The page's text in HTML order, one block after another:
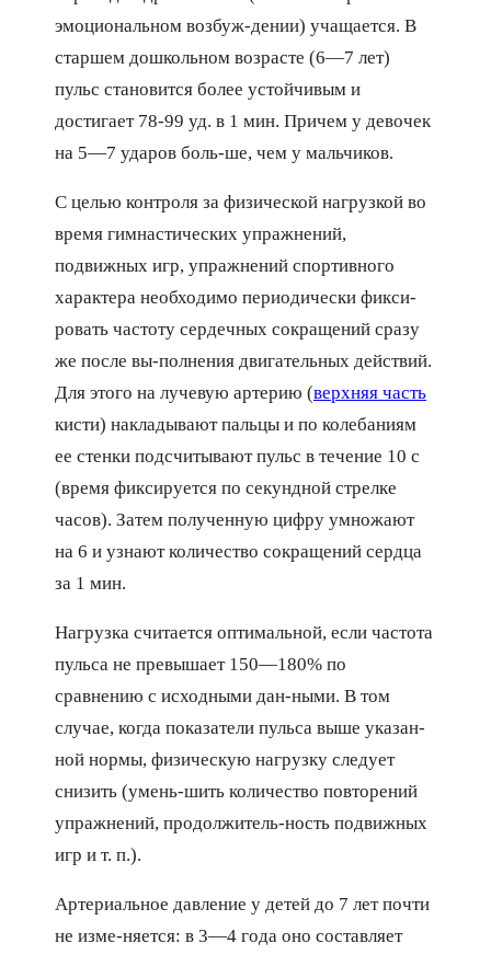
эмоциональном возбуж-дении) учащается. В
старшем дошкольном возрасте (6—7 лет)
пульс становится более устойчивым и
достигает 78-99 уд. в 1 мин. Причем у девочек
на 5—7 ударов боль-ше, чем у мальчиков.
С целью контроля за физической нагрузкой во
время гимнастических упражнений,
подвижных игр, упражнений спортивного
характера необходимо периодически фикси-
ровать частоту сердечных сокращений сразу
же после вы-полнения двигательных действий.
Для этого на лучевую артерию (верхняя часть
кисти) накладывают пальцы и по колебаниям
ее стенки подсчитывают пульс в течение 10 с
(время фиксируется по секундной стрелке
часов). Затем полученную цифру умножают
на 6 и узнают количество сокращений сердца
за 1 мин.
Нагрузка считается оптимальной, если частота
пульса не превышает 150—180% по
сравнению с исходными дан-ными. В том
случае, когда показатели пульса выше указан-
ной нормы, физическую нагрузку следует
снизить (умень-шить количество повторений
упражнений, продолжитель-ность подвижных
игр и т. п.).
Артериальное давление у детей до 7 лет почти
не изме-няется: в 3—4 года оно составляет